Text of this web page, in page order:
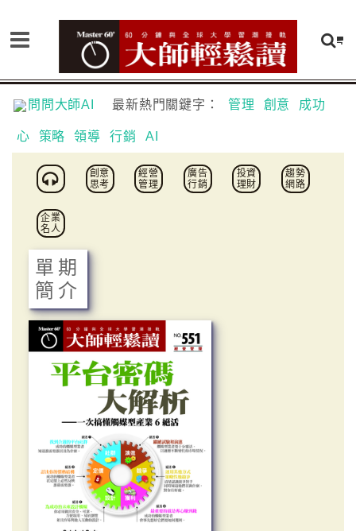
問問大師AI 最新熱門關鍵字： 管理 創意 成功
心 策略 領導 行銷 AI
創意
思考
經營
管理
廣告
行銷
投資
理財
趨勢
網路
企業
名人
單期
簡介